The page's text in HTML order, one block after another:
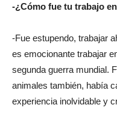
-¿Cómo fue tu trabajo
-Fue estupendo, trabajar
es emocionante trabajar
segunda guerra mundial.
animales también, había
experiencia inolvidable y